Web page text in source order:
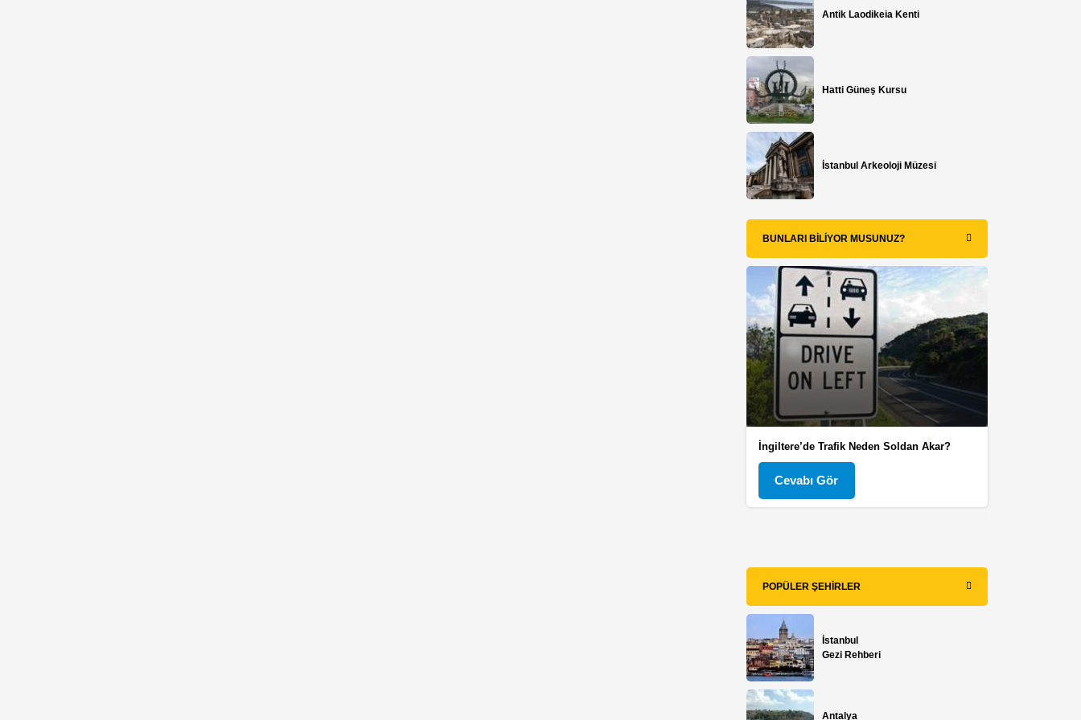
Antik Laodikeia Kenti
Hatti Güneş Kursu
İstanbul Arkeoloji Müzesi
BUNLARI BILIYOR MUSUNUZ?
İngiltere’de Trafik Neden Soldan Akar?
Cevabı Gör
POPÜLER ŞEHIRLER
İstanbul
Gezi Rehberi
Antalya